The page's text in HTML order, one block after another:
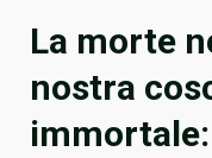
La morte
nostra